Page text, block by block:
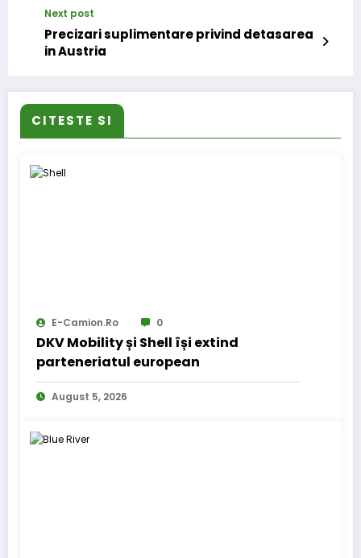
Next post
Precizari suplimentare privind detasarea
in Austria
CITESTE SI
E-Camion.ro 0
DKV Mobility și Shell își extind
parteneriatul european
August 5, 2026